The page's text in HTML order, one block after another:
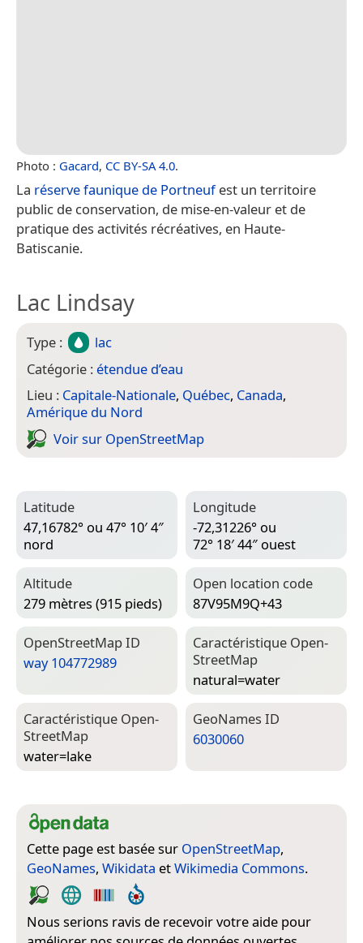
Photo : Gacard, CC BY-SA 4.0.
La réserve faunique de Portneufest un territoire
public de conservation, de mise-en-valeur et de
pratique des activités récréatives, en Haute-
Batiscanie.
Lac Lindsay
Type :
lac
Catégorie : étendue d’eau
Lieu : Capitale-Nationale, Québec, Canada,
Amérique du Nord
Voir sur Open­Street­Map
Latitude
47,16782° ou 47° 10′ 4″
nord
Longitude
-72,31226° ou
72° 18′ 44″ ouest
Altitude
279 mètres (915 pieds)
Open location code
87V95M9Q+43
Open­Street­Map ID
way 104772989
Caractéristique Open­
Street­Map
natural=­water
Caractéristique Open­
Street­Map
water=­lake
Geo­Names ID
6030060
Cette page est basée sur OpenStreetMap,
GeoNames, Wikidata etWikimedia Commons.
Nous serions ravis de recevoir votre aide pour